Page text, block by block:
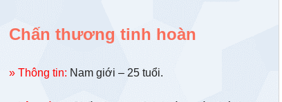
Chấn thương tinh hoàn
» Thông tin: Nam giới – 25 tuổi.